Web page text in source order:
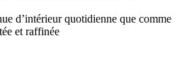
d’intérieur quotidienne que comme
et raffinée